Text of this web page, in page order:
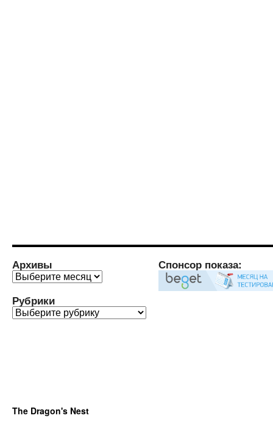
Архивы
Архивы
Рубрики
Рубрики
Спонсор показа:
The Dragon's Nest